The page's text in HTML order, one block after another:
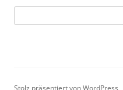
nach:
Stolz präsentiert von WordPress